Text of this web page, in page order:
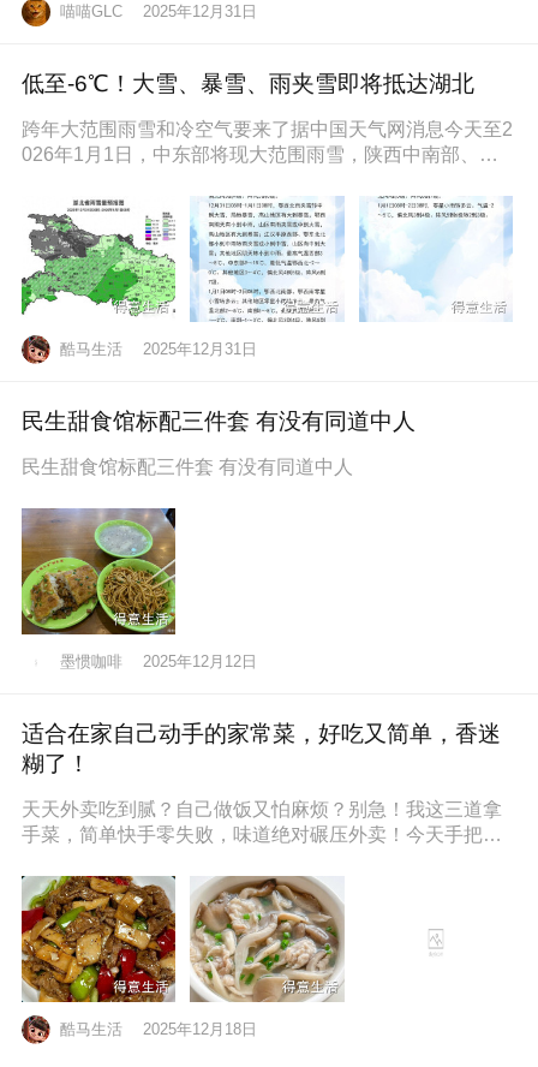
喵喵GLC 2025年12月31日
低至-6℃！大雪、暴雪、雨夹雪即将抵达湖北
跨年大范围雨雪和冷空气要来了据中国天气网消息今天至2
026年1月1日，中东部将现大范围雨雪，陕西中南部、山
酷马生活 2025年12月31日
民生甜食馆标配三件套 有没有同道中人
民生甜食馆标配三件套 有没有同道中人
墨惯咖啡 2025年12月12日
适合在家自己动手的家常菜，好吃又简单，香迷
糊了！
天天外卖吃到腻？自己做饭又怕麻烦？别急！我这三道拿
手菜，简单快手零失败，味道绝对碾压外卖！今天手把手
酷马生活 2025年12月18日